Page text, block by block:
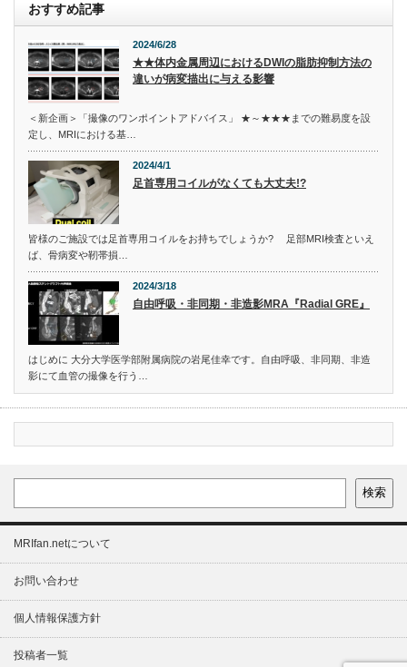
おすすめ記事
2024/6/28
★★体内金属周辺におけるDWIの脂肪抑制方法の
違いが病変描出に与える影響
＜新企画＞「撮像のワンポイントアドバイス」 ★～★★★までの難易度を設
定し、MRIにおける基…
2024/4/1
足首専用コイルがなくても大丈夫!?
皆様のご施設では足首専用コイルをお持ちでしょうか? 足部MRI検査といえ
ば、骨病変や靭帯損…
2024/3/18
自由呼吸・非同期・非造影MRA『Radial GRE』
はじめに 大分大学医学部附属病院の岩尾佳幸です。自由呼吸、非同期、非造
影にて血管の撮像を行う…
検索
MRIfan.netについて
お問い合わせ
個人情報保護方針
投稿者一覧